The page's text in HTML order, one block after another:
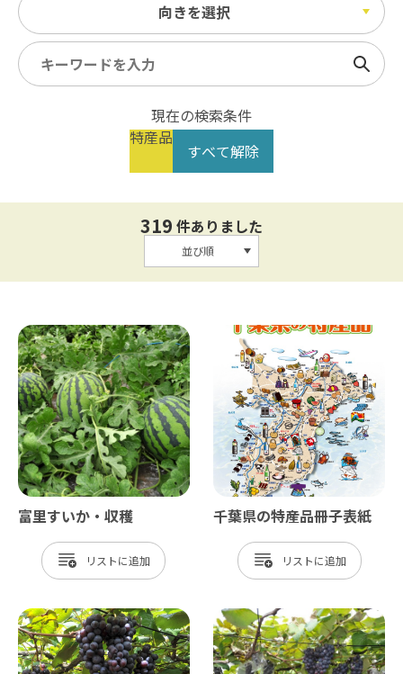
向きを選択
検索
現在の検索条件
特産品
すべて解除
319 件ありました
並び順
富里すいか・収穫
リスト
千葉県の特産品冊子表紙
リスト